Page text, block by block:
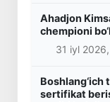
Ahadjon
chempioni
31 iyl
Boshlang‘ich
sertifikat